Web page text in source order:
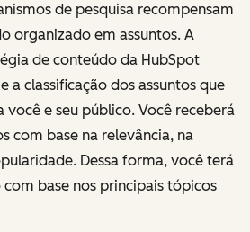
de pesquisa recompensam
organizado em assuntos. A
de conteúdo da HubSpot
a classificação dos assuntos que
e seu público. Você receberá
com base na relevância, na
Dessa forma, você terá
base nos principais tópicos